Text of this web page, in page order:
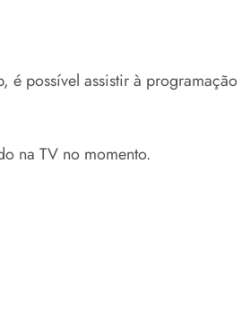
é possível assistir à
na TV no momento.